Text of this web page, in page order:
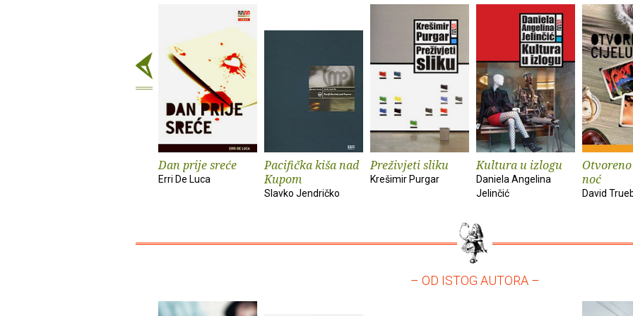
Dan prije sreće
Erri De Luca
Pacifička kiša nad
Kupom
Slavko Jendričko
Preživjeti sliku
Krešimir Purgar
Kultura u izlogu
Daniela Angelina
Jelinčić
noć
David
– OD ISTOG AUTORA –